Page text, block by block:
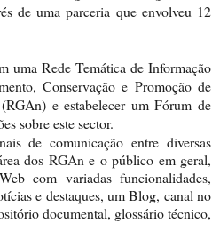
de uma parceria que envolveu 12
uma Rede Temática de Informação
Conservação e Promoção de
e estabelecer um Fórum de
sobre este sector.
de comunicação entre diversas
dos RGAn e o público em geral,
com variadas funcionalidades,
e destaques, um Blog, canal no
documental, glossário técnico,